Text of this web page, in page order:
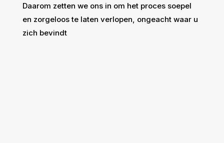
Daarom zetten we ons in om het proces soepel
en zorgeloos te laten verlopen, ongeacht waar u
zich bevindt